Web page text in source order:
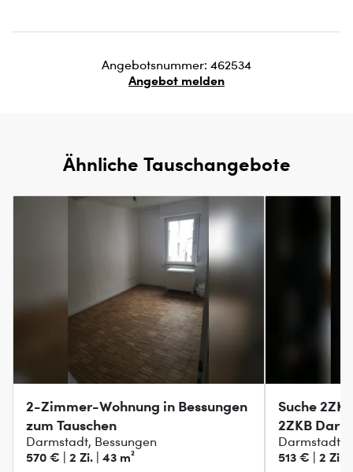
Angebotsnummer: 462534
Angebot melden
Ähnliche Tauschangebote
2-Zimmer-Wohnung in Bessungen
zum Tauschen
Darmstadt, Bessungen
570 € | 2 Zi. | 43 m²
Suche
2ZKB
Darmstadt,
513 € | 2 Zi. |